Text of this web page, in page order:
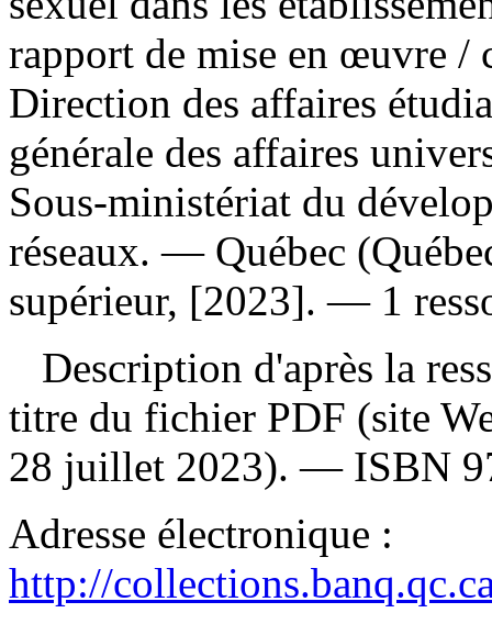
rapport de mise en œuvre /
Direction des affaires
générale des affaires
Sous-ministériat du
réseaux. — Québec
supérieur, [2023]. — 1
Description d'après la
titre du fichier PDF (site
28 juillet 2023). — ISBN
Adresse électronique :
http://